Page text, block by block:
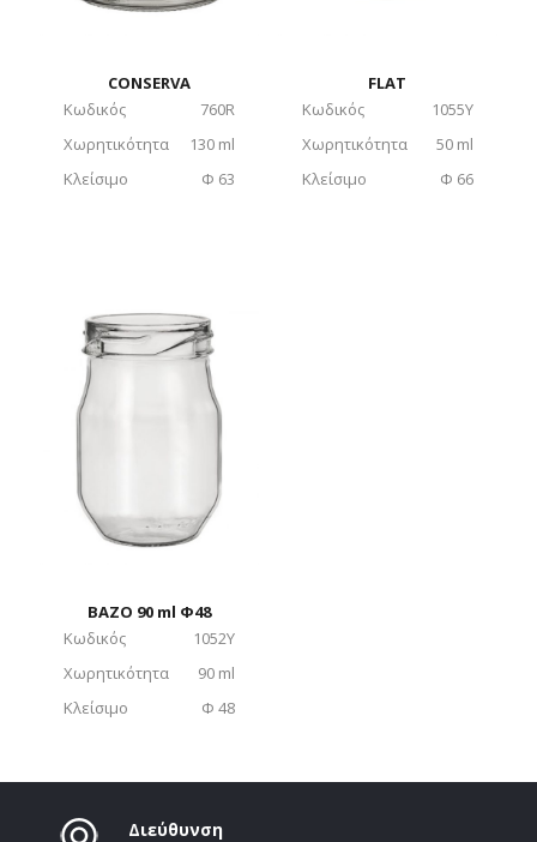
CONSERVA
Κωδικός
760R
Χωρητικότητα
130 ml
Κλείσιμο
Φ 63
FLAT
Κωδικός
1055Y
Χωρητικότητα
50 ml
Κλείσιμο
Φ 66
ΒΑΖΟ 90 ml Φ48
Κωδικός
1052Υ
Χωρητικότητα
90 ml
Κλείσιμο
Φ 48
Διεύθυνση